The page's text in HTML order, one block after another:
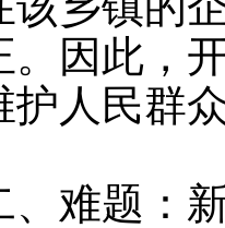
。因此，
护人民群
题：新